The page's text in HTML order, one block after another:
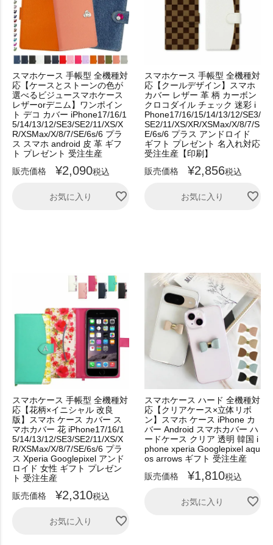
スマホケース 手帳型 全機種対
応【ケースとストーンの色が
選べるビジュースマホケース
レザーorデニム】ワンポイン
ト デコ カバー iPhone17/16/1
5/14/13/12/SE3/SE2/11/XS/X
R/XSMax/X/8/7/SE/6s/6 プラ
ス スマホ android 皮 革 ギフ
ト プレゼント 受注生産
販売価格
¥2,090税込
お気に入り
スマホケース 手帳型 全機種対
応【クールデザイン】スマホ
カバー レザー 革 柄 カーボン
クロコダイル チェック 迷彩 i
Phone17/16/15/14/13/12/SE3/
SE2/11/XS/XR/XSMax/X/8/7/S
E/6s/6 プラス アンドロイド
ギフト プレゼント 名入れ対応
受注生産【印刷】
販売価格
¥2,856税込
お気に入り
スマホケース 手帳型 全機種対
応【花柄×イニシャル 改良
版】スマホ ケース カバー ス
マホカバー 花 iPhone17/16/1
5/14/13/12/SE3/SE2/11/XS/X
R/XSMax/X/8/7/SE/6s/6 プラ
ス Xperia Googlepixel アンド
ロイド 女性 ギフト プレゼン
ト 受注生産
販売価格
¥2,310税込
お気に入り
スマホケース ハード 全機種対
応【クリアケース×立体リボ
ン】スマホ ケース iPhone カ
バー Android スマホカバー ハ
ードケース クリア 透明 韓国 i
phone xperia Googlepixel aqu
os arrows ギフト 受注生産
販売価格
¥1,810税込
お気に入り